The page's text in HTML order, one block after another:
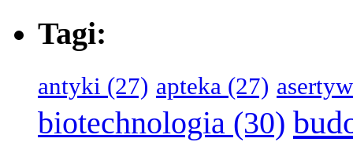
Tagi:
antyki (27) apteka (27)
biotechnologia (30)